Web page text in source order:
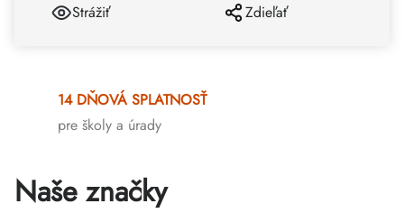
Strážiť
Zdieľať
14 DŇOVÁ SPLATNOSŤ
pre školy a úrady
Naše značky